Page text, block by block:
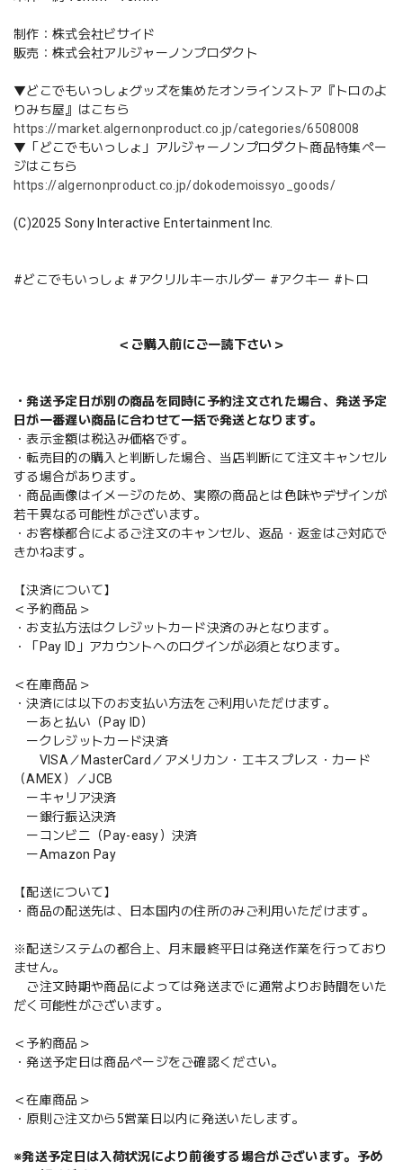
制作：株式会社ビサイド
販売：株式会社アルジャーノンプロダクト
▼どこでもいっしょグッズを集めたオンラインストア『トロのよ
りみち屋』はこちら
https://market.algernonproduct.co.jp/categories/6508008
▼「どこでもいっしょ」アルジャーノンプロダクト商品特集ペー
ジはこちら
https://algernonproduct.co.jp/dokodemoissyo_goods/
(C)2025 Sony Interactive Entertainment Inc.
#どこでもいっしょ #アクリルキーホルダー #アクキー #トロ
＜ご購入前にご一読下さい＞
・発送予定日が別の商品を同時に予約注文された場合、発送予定
日が一番遅い商品に合わせて一括で発送となります。
・表示金額は税込み価格です。
・転売目的の購入と判断した場合、当店判断にて注文キャンセル
する場合があります。
・商品画像はイメージのため、実際の商品とは色味やデザインが
若干異なる可能性がございます。
・お客様都合によるご注文のキャンセル、返品・返金はご対応で
きかねます。
【決済について】
＜予約商品＞
・お支払方法はクレジットカード決済のみとなります。
・「Pay ID」アカウントへのログインが必須となります。
＜在庫商品＞
・決済には以下のお支払い方法をご利用いただけます。
ーあと払い（Pay ID）
ークレジットカード決済
VISA／MasterCard／アメリカン・エキスプレス・カード
（AMEX）／JCB
ーキャリア決済
ー銀行振込決済
ーコンビニ（Pay-easy）決済
ーAmazon Pay
【配送について】
・商品の配送先は、日本国内の住所のみご利用いただけます。
※配送システムの都合上、月末最終平日は発送作業を行っており
ません。
ご注文時期や商品によっては発送までに通常よりお時間をいた
だく可能性がございます。
＜予約商品＞
・発送予定日は商品ページをご確認ください。
＜在庫商品＞
・原則ご注文から5営業日以内に発送いたします。
※発送予定日は入荷状況により前後する場合がございます。予め